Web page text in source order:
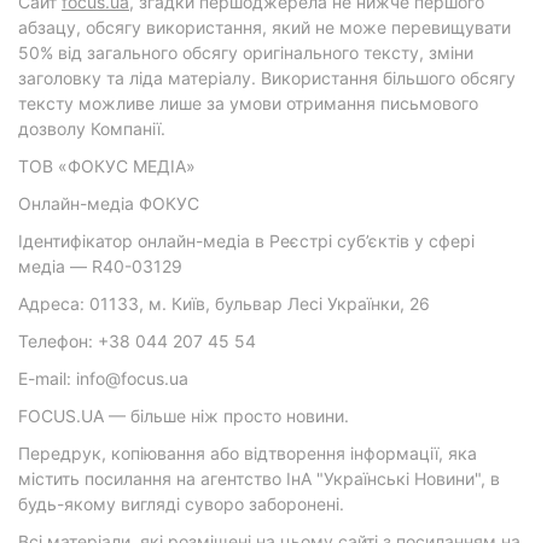
абзацу, обсягу використання, який не може перевищувати
50% від загального обсягу оригінального тексту, зміни
заголовку та ліда матеріалу. Використання більшого обсягу
тексту можливе лише за умови отримання письмового
дозволу Компанії.
ТОВ «ФОКУС МЕДІА»
Онлайн-медіа ФОКУС
Ідентифікатор онлайн-медіа в Реєстрі суб’єктів у сфері
медіа — R40-03129
Адреса: 01133, м. Київ, бульвар Лесі Українки, 26
Телефон: +38 044 207 45 54
E-mail: info@focus.ua
FOCUS.UA — більше ніж просто новини.
Передрук, копіювання або відтворення інформації, яка
містить посилання на агентство ІнА "Українські Новини", в
будь-якому вигляді суворо заборонені.